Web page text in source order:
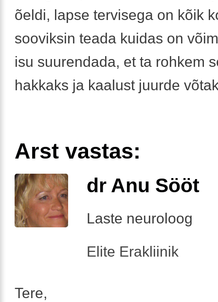
õeldi, lapse tervisega on kõik
sooviksin teada kuidas on
isu suurendada, et ta rohkem
hakkaks ja kaalust juurde
Arst vastas:
dr Anu Sööt
Laste neuroloog
Elite Erakliinik
Tere,